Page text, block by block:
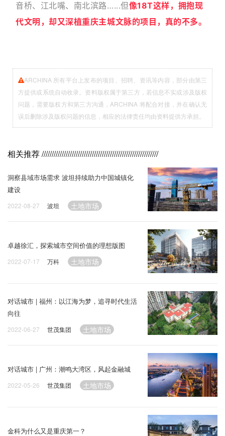
音桥、江北嘴、南北滨路…...但像18T这样，拥抱现
代文明，却又深植重庆主城文脉的项目，真的不多。
ARCHINA 所有平台上发布的项目、招聘、资讯等内容，部分由第三
方提供或系统自动收录。资料版权属于第三方，若信息不实或涉及版权
问题，需要版权方和第三方沟通，ARCHINA 将配合对接，并在确认无
误后删除涉及版权问题的信息，相应的法律责任均由资料提供方承担。
相关推荐//////////////////////////////////////////////////////////
洞察县域市场需求 波坦持续助力中国城镇化
建设
2022-08-27 波坦 土地市场
卓越徐汇，探索城市空间价值的理想版图
2022-07-17 万科 土地市场
对话城市 | 福州：以江海为梦，追寻时代生活
向往
2022-06-27 世茂集团 土地市场
对话城市 | 广州：潮鸣大湾区，风起金融城
2022-05-26 世茂集团 土地市场
金科为什么又是重庆第一？